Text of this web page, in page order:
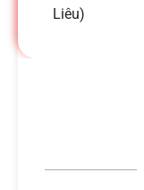
d
Liêu)